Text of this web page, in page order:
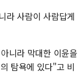
라 사람이 사람답게
니라 막대한 이윤을
탐욕에 있다"고 비